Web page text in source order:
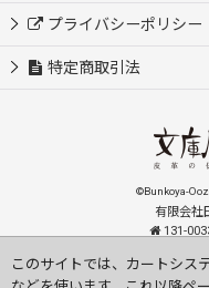
プライバシーポリシー
特定商取引法
©Bunkoya-
有限会社
131-
このサイトでは、カートシス